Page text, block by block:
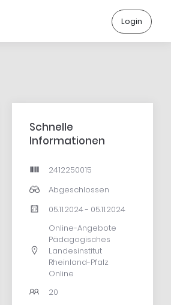
Login
Schnelle
Informationen
2412250015
Abgeschlossen
05.11.2024 - 05.11.2024
Online-Angebote
Pädagogisches
Landesinstitut
Rheinland-Pfalz
Online
20